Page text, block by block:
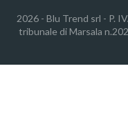
2026 - Blu Trend srl - P.
tribunale di Marsala